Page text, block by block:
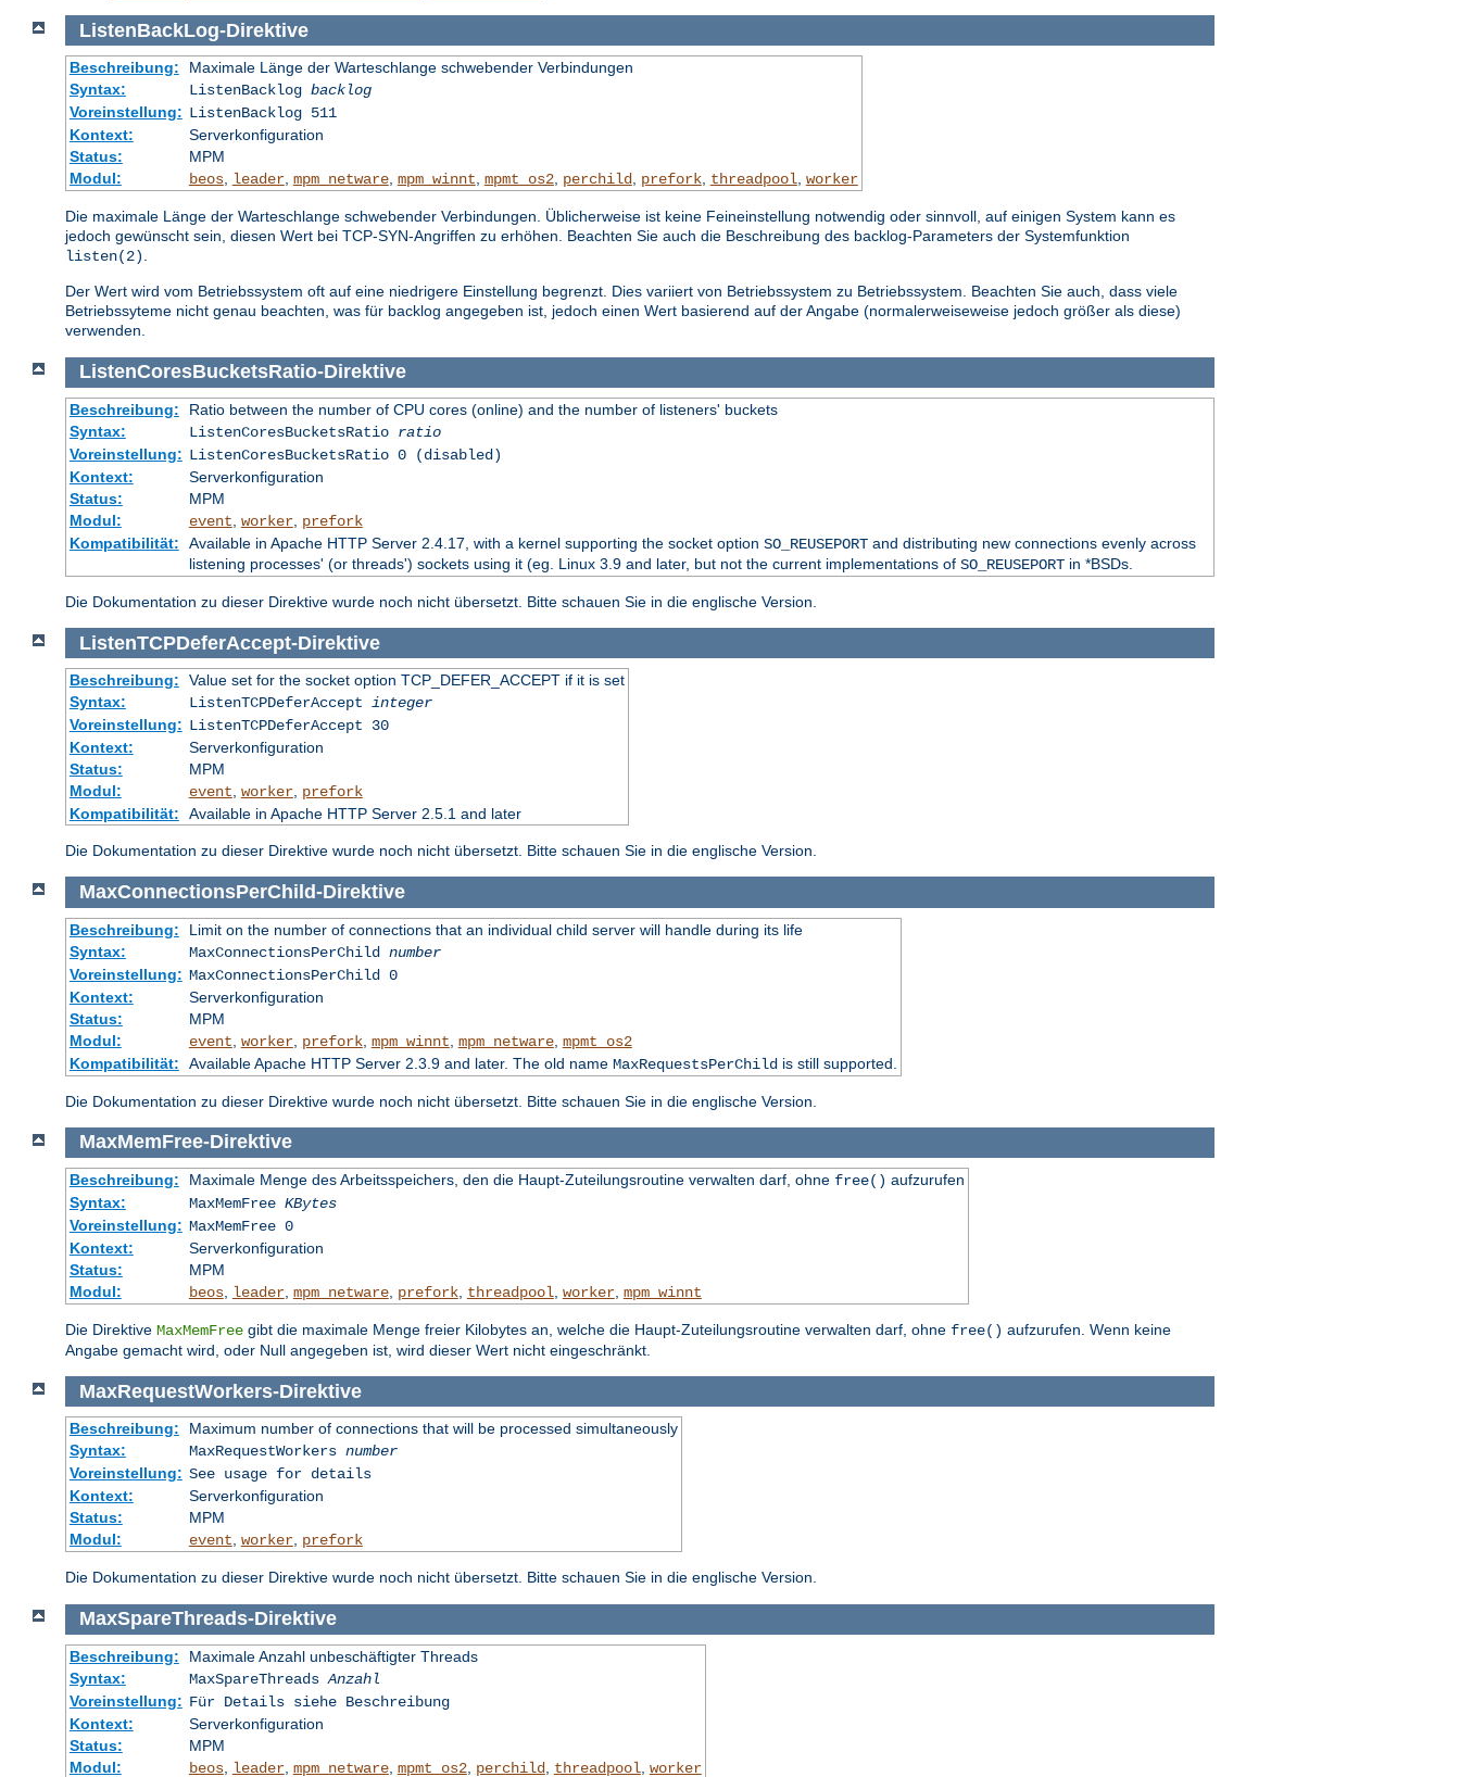
ListenBackLog-Direktive
Beschreibung:
Maximale Länge der Warteschlange schwebender Verbindungen
Syntax:
ListenBacklog backlog
Voreinstellung: ListenBacklog 511
Kontext:
Serverkonfiguration
Status:
MPM
Modul:
beos, leader, mpm_netware, mpm_winnt, mpmt_os2, perchild, prefork, threadpool, worker
Die maximale Länge der Warteschlange schwebender Verbindungen. Üblicherweise ist keine Feineinstellung notwendig oder sinnvoll, auf einigen System kann es
jedoch gewünscht sein, diesen Wert bei TCP-SYN-Angriffen zu erhöhen. Beachten Sie auch die Beschreibung des backlog-Parameters der Systemfunktion
listen(2).
Der Wert wird vom Betriebssystem oft auf eine niedrigere Einstellung begrenzt. Dies variiert von Betriebssystem zu Betriebssystem. Beachten Sie auch, dass viele
Betriebssyteme nicht genau beachten, was für backlog angegeben ist, jedoch einen Wert basierend auf der Angabe (normalerweiseweise jedoch größer als diese)
verwenden.
ListenCoresBucketsRatio-Direktive
Beschreibung:
Ratio between the number of CPU cores (online) and the number of listeners' buckets
Syntax:
ListenCoresBucketsRatio ratio
Voreinstellung: ListenCoresBucketsRatio 0 (disabled)
Kontext:
Serverkonfiguration
Status:
MPM
Modul:
event worker, prefork
Kompatibilität:
Available in Apache HTTP Server 2.4.17, with a kernel supporting the socket option SO_REUSEPORTand distributing new connections evenly across
listening processes' (or threads') sockets using it (eg. Linux 3.9 and later, but not the current implementations of SO_REUSEPORTin *BSDs.
Die Dokumentation zu dieser Direktive wurde noch nicht übersetzt. Bitte schauen Sie in die englische Version.
ListenTCPDeferAccept-Direktive
Beschreibung:
Value set for the socket option TCP_DEFER_ACCEPT if it is set
Syntax:
ListenTCPDeferAccept integer
Voreinstellung: ListenTCPDeferAccept 30
Kontext:
Serverkonfiguration
Status:
MPM
Modul:
event worker, prefork
Kompatibilität:
Available in Apache HTTP Server 2.5.1 and later
Die Dokumentation zu dieser Direktive wurde noch nicht übersetzt. Bitte schauen Sie in die englische Version.
MaxConnectionsPerChild-Direktive
Beschreibung:
Limit on the number of connections that an individual child server will handle during its life
Syntax:
MaxConnectionsPerChild number
Voreinstellung: MaxConnectionsPerChild 0
Kontext:
Serverkonfiguration
Status:
MPM
Modul:
event worker, prefork, mpm_winnt mpm_netware, mpmt_os2
Kompatibilität:
Available Apache HTTP Server 2.3.9 and later. The old name MaxRequestsPerChildis still supported.
Die Dokumentation zu dieser Direktive wurde noch nicht übersetzt. Bitte schauen Sie in die englische Version.
MaxMemFree-Direktive
Beschreibung: Maximale Menge des Arbeitsspeichers, den die Haupt-Zuteilungsroutine verwalten darf, ohne free() aufzurufen
Syntax:
MaxMemFree KBytes
Voreinstellung: MaxMemFree 0
Kontext:
Serverkonfiguration
Status:
MPM
Modul:
beos, leader, mpm_netware, prefork, threadpool worker, mpm_winnt
Die Direktive MaxMemFree gibt die maximale Menge freier Kilobytes an, welche die Haupt-Zuteilungsroutine verwalten darf, ohne free() aufzurufen. Wenn keine
Angabe gemacht wird, oder Null angegeben ist, wird dieser Wert nicht eingeschränkt.
MaxRequestWorkers-Direktive
Beschreibung:
Maximum number of connections that will be processed simultaneously
Syntax:
MaxRequestWorkers number
Voreinstellung: See usage for details
Kontext:
Serverkonfiguration
Status:
MPM
Modul:
event, worker, prefork
Die Dokumentation zu dieser Direktive wurde noch nicht übersetzt. Bitte schauen Sie in die englische Version.
MaxSpareThreads-Direktive
Beschreibung:
Maximale Anzahl unbeschäftigter Threads
Syntax:
MaxSpareThreadsAnzahl
Voreinstellung: Für Details siehe Beschreibung
Kontext:
Serverkonfiguration
Status:
MPM
Modul:
beos, leader, mpm_netware, mpmt_os2, perchild, threadpool worker